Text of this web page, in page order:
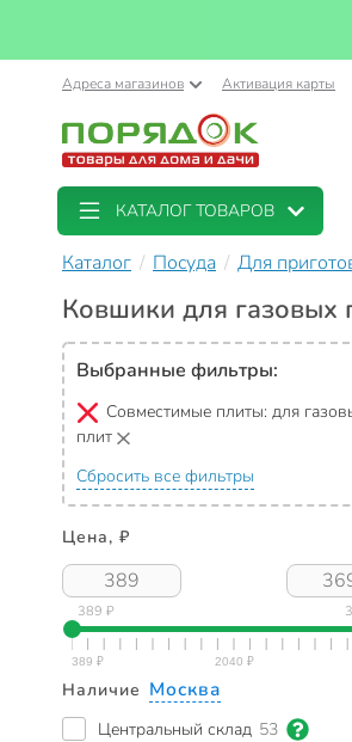
Адреса магазинов Активация карты
КАТАЛОГ ТОВАРОВ
Каталог Посуда Для
Ковшики для газовых
Выбранные фильтры:
Совместимые плиты: для
плит
Сбросить все фильтры
Цена, ₽
389 ₽
Наличие Москва
Центральный склад 53